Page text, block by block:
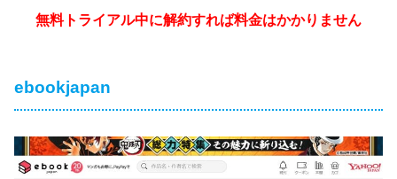
無料トライアル中に解約すれば料金はかかりません
ebookjapan